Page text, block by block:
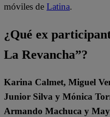
móviles de Latina.
¿Qué ex
La Revancha”?
Karina Calmet, Miguel
Junior Silva y Mónica
Armando Machuca y